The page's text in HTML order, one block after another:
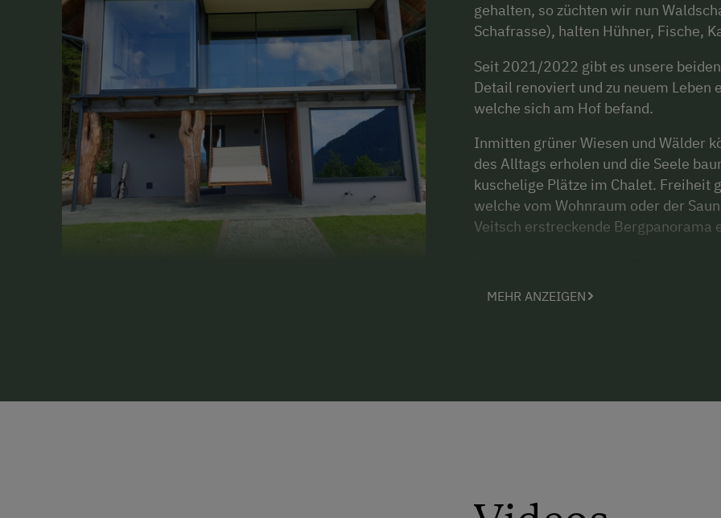
gehalten, so züchten wir nun
Schafrasse), halten Hühner, Fische,
Seit 2021/2022 gibt es unsere
Detail renoviert und zu neuem Leben
welche sich am Hof befand.
Inmitten grüner Wiesen und Wälder
des Alltags erholen und die Seele
kuschelige Plätze im Chalet. Freiheit
welche vom Wohnraum oder der
Veitsch erstreckende Bergpanorama
regionalen Direktvermarkter. In
eigenen Wald gespeist. Je nach
MEHR ANZEIGEN